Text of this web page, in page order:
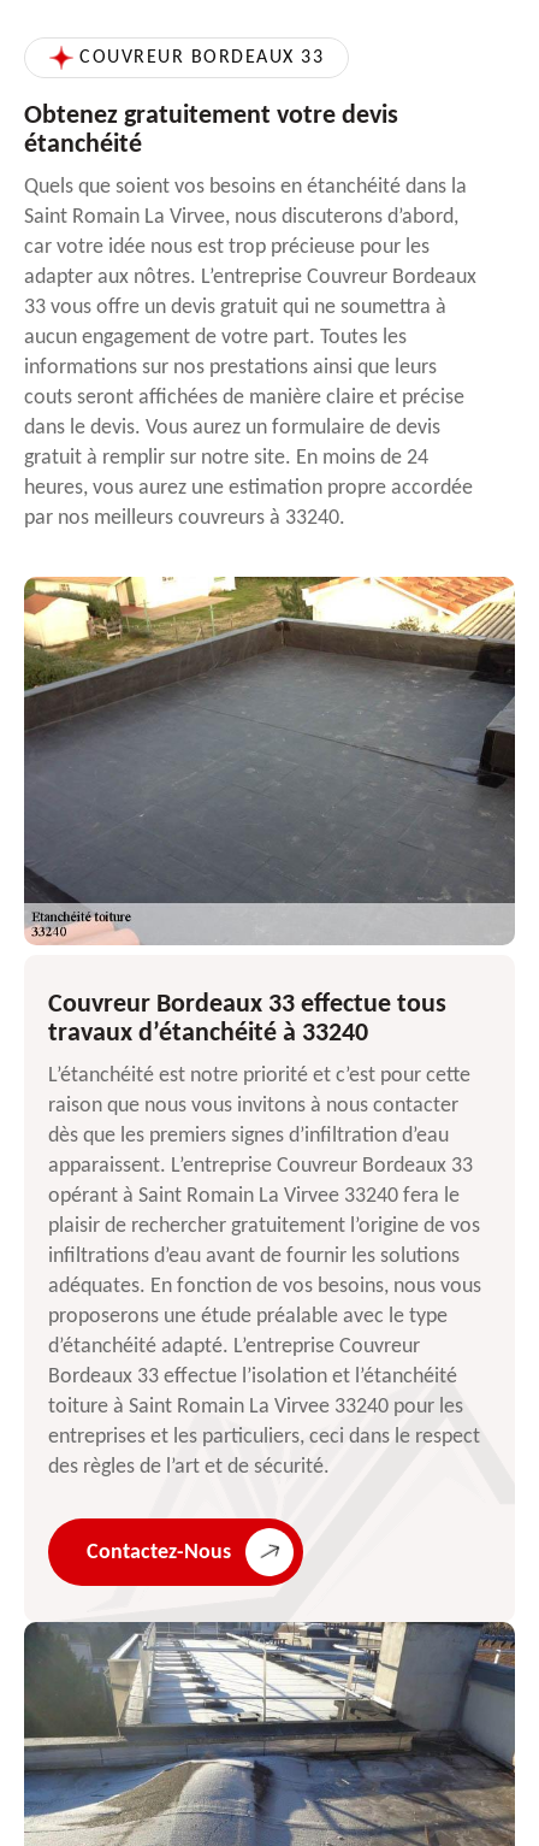
COUVREUR BORDEAUX 33
Obtenez gratuitement votre devis
étanchéité
Quels que soient vos besoins en étanchéité dans la
Saint Romain La Virvee, nous discuterons d’abord,
car votre idée nous est trop précieuse pour les
adapter aux nôtres. L’entreprise Couvreur Bordeaux
33 vous offre un devis gratuit qui ne soumettra à
aucun engagement de votre part. Toutes les
informations sur nos prestations ainsi que leurs
couts seront affichées de manière claire et précise
dans le devis. Vous aurez un formulaire de devis
gratuit à remplir sur notre site. En moins de 24
heures, vous aurez une estimation propre accordée
par nos meilleurs couvreurs à 33240.
Couvreur Bordeaux 33 effectue tous
travaux d’étanchéité à 33240
L’étanchéité est notre priorité et c’est pour cette
raison que nous vous invitons à nous contacter
dès que les premiers signes d’infiltration d’eau
apparaissent. L’entreprise Couvreur Bordeaux 33
opérant à Saint Romain La Virvee 33240 fera le
plaisir de rechercher gratuitement l’origine de vos
infiltrations d’eau avant de fournir les solutions
adéquates. En fonction de vos besoins, nous vous
proposerons une étude préalable avec le type
d’étanchéité adapté. L’entreprise Couvreur
Bordeaux 33 effectue l’isolation et l’étanchéité
toiture à Saint Romain La Virvee 33240 pour les
entreprises et les particuliers, ceci dans le respect
des règles de l’art et de sécurité.
Contactez-Nous